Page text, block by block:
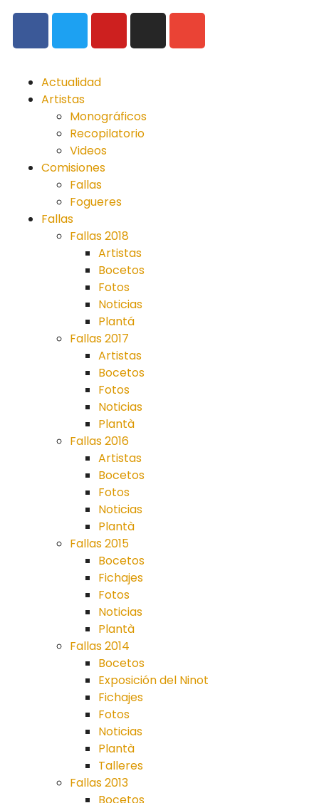
Actualidad
Artistas
Monográficos
Recopilatorio
Videos
Comisiones
Fallas
Fogueres
Fallas
Fallas 2018
Artistas
Bocetos
Fotos
Noticias
Plantá
Fallas 2017
Artistas
Bocetos
Fotos
Noticias
Plantà
Fallas 2016
Artistas
Bocetos
Fotos
Noticias
Plantà
Fallas 2015
Bocetos
Fichajes
Fotos
Noticias
Plantà
Fallas 2014
Bocetos
Exposición del Ninot
Fichajes
Fotos
Noticias
Plantà
Talleres
Fallas 2013